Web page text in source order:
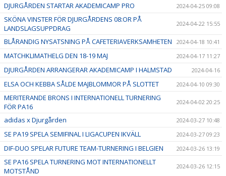
DJURGÅRDEN STARTAR AKADEMICAMP PRO 2024-04-25 09:08
SKÖNA VINSTER FÖR DJURGÅRDENS 08:OR PÅ
LANDSLAGSUPPDRAG
2024-04-22 15:55
BLÅRANDIG NYSATSNING PÅ CAFETERIAVERKSAMHETEN 2024-04-18 10:41
MATCHKLIMATHELG DEN 18-19 MAJ 2024-04-17 11:27
DJURGÅRDEN ARRANGERAR AKADEMICAMP I HALMSTAD 2024-04-16
ELSA OCH KEBBA SÅLDE MAJBLOMMOR PÅ SLOTTET 2024-04-10 09:30
MERITERANDE BRONS I INTERNATIONELL TURNERING
FÖR PA16
2024-04-02 20:25
adidas x Djurgården 2024-03-27 10:48
SE PA19 SPELA SEMIFINAL I LIGACUPEN IKVÄLL 2024-03-27 09:23
DIF-DUO SPELAR FUTURE TEAM-TURNERING I BELGIEN 2024-03-26 13:19
SE PA16 SPELA TURNERING MOT INTERNATIONELLT
MOTSTÅND
2024-03-26 12:15